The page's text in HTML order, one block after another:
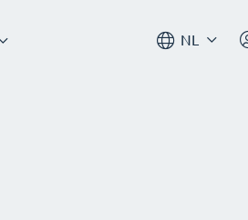
NL